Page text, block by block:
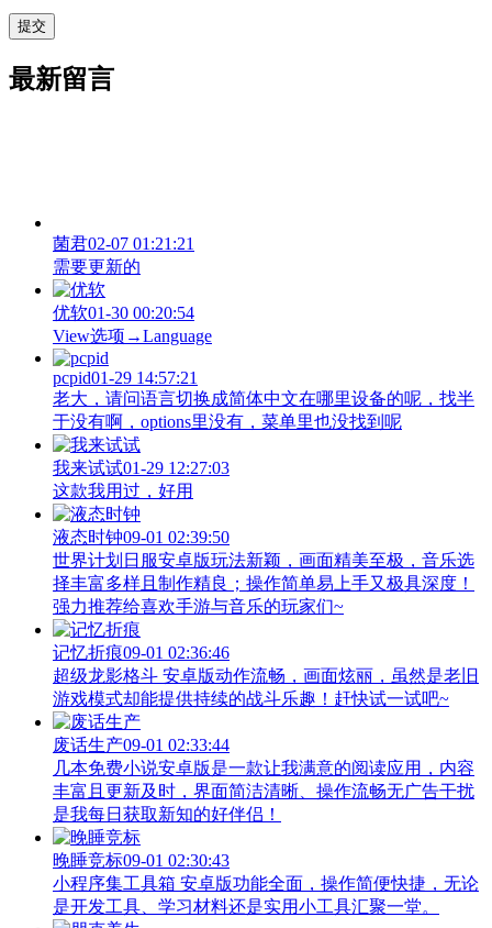
最新留言
菌君02-07 01:21:21
需要更新的
优软01-30 00:20:54
View‌选项→Language
pcpid01-29 14:57:21
老大，请问语言切换成简体中文在哪里设备的呢，找半
于没有啊，options里没有，菜单里也没找到呢
我来试试01-29 12:27:03
这款我用过，好用
液态时钟09-01 02:39:50
世界计划日服安卓版玩法新颖，画面精美至极，音乐选
择丰富多样且制作精良；操作简单易上手又极具深度！
强力推荐给喜欢手游与音乐的玩家们~
记忆折痕09-01 02:36:46
超级龙影格斗 安卓版动作流畅，画面炫丽，虽然是老旧
游戏模式却能提供持续的战斗乐趣！赶快试一试吧~
废话生产09-01 02:33:44
几本免费小说安卓版是一款让我满意的阅读应用，内容
丰富且更新及时，界面简洁清晰、操作流畅无广告干扰
是我每日获取新知的好伴侣！
晚睡竞标09-01 02:30:43
小程序集工具箱 安卓版功能全面，操作简便快捷，无论
是开发工具、学习材料还是实用小工具汇聚一堂。